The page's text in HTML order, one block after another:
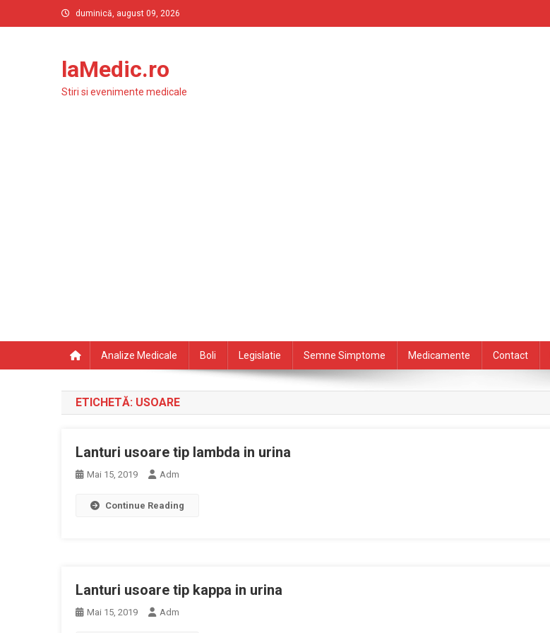
to
duminică, august 09, 2026
laMedic.ro
Stiri si evenimente medicale
Analize Medicale Boli Legislatie Semne Simptome Medicamente Contact
ETICHETĂ: USOARE
Lanturi usoare tip lambda in urina
Mai 15, 2019 Adm
Continue Reading
Lanturi usoare tip kappa in urina
Mai 15, 2019 Adm